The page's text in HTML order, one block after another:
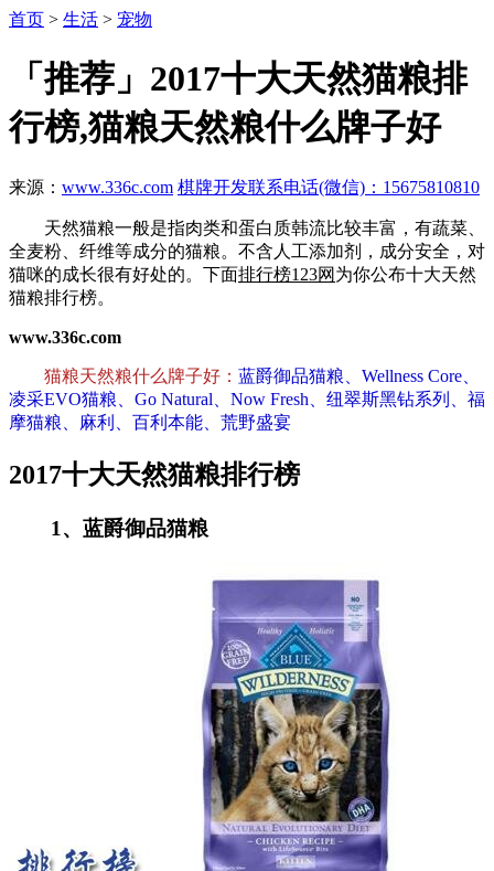
首页 > 生活 > 宠物
「推荐」2017十大天然猫粮排
行榜,猫粮天然粮什么牌子好
来源： www.336c.com 棋牌开发联系电话(微信)：15675810810
天然猫粮一般是指肉类和蛋白质韩流比较丰富，有蔬菜、
全麦粉、纤维等成分的猫粮。不含人工添加剂，成分安全，对
猫咪的成长很有好处的。下面排行榜123网 为你公布十大天然
猫粮排行榜。
www.336c.com
猫粮天然粮什么牌子好： 蓝爵御品猫粮、Wellness Core、
凌采EVO猫粮、Go Natural、Now Fresh、纽翠斯黑钻系列、福
摩猫粮、麻利、百利本能、荒野盛宴
2017十大天然猫粮排行榜
1、蓝爵御品猫粮